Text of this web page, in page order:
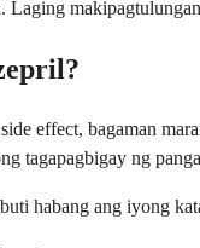
effect, bagaman
tagapagbigay ng
habang ang iyong